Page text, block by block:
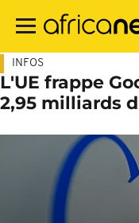
contenu
INFOS
L'UE frappe
2,95 milliards